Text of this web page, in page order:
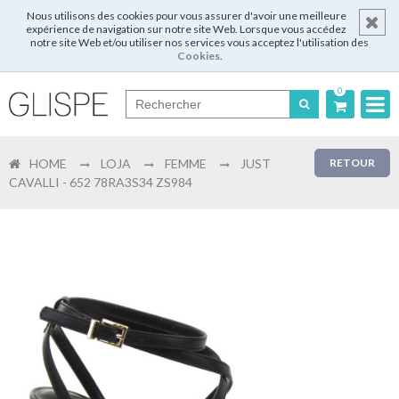
Nous utilisons des cookies pour vous assurer d'avoir une meilleure
expérience de navigation sur notre site Web. Lorsque vous accédez
notre site Web et/ou utiliser nos services vous acceptez l'utilisation des
Cookies.
0
English
Login
RETOUR
HOME LOJA FEMME
JUST
CAVALLI - 652 78RA3S34 ZS984